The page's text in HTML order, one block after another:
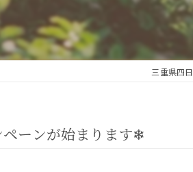
三重県四
ーンが始まります❄